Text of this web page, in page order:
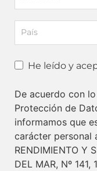
He leído y
De acuerdo con
Protección de
informamos que
carácter personal
RENDIMIENTO Y
DEL MAR, Nº